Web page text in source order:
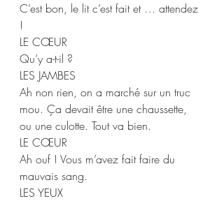
C’est bon, le lit c’est fait et … attendez
!
LE CŒUR
Qu’y a-t-il ?
LES JAMBES
Ah non rien, on a marché sur un truc
mou. Ça devait être une chaussette,
ou une culotte. Tout va bien.
LE CŒUR
Ah ouf ! Vous m’avez fait faire du
mauvais sang.
LES YEUX